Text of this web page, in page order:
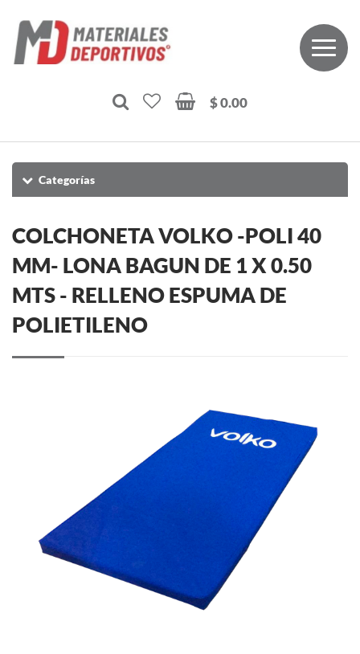
$ 0.00
Categorías
COLCHONETA VOLKO -POLI 40
MM- LONA BAGUN DE 1 X 0.50
MTS - RELLENO ESPUMA DE
POLIETILENO